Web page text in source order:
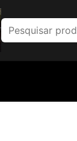
Pesquisar por: